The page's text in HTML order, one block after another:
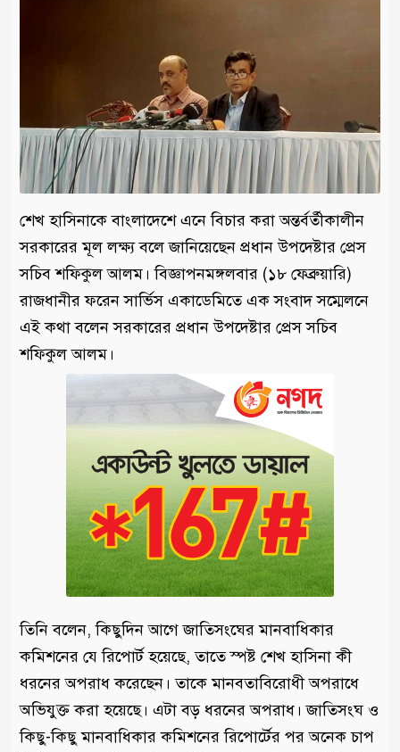
শেখ হাসিনাকে বাংলাদেশে এনে বিচার করা অন্তর্বর্তীকালীন
সরকারের মূল লক্ষ্য বলে জানিয়েছেন প্রধান উপদেষ্টার প্রেস
সচিব শফিকুল আলম। বিজ্ঞাপনমঙ্গলবার (১৮ ফেব্রুয়ারি)
রাজধানীর ফরেন সার্ভিস একাডেমিতে এক সংবাদ সম্মেলনে
এই কথা বলেন সরকারের প্রধান উপদেষ্টার প্রেস সচিব
শফিকুল আলম।
তিনি বলেন, কিছুদিন আগে জাতিসংঘের মানবাধিকার
কমিশনের যে রিপোর্ট হয়েছে, তাতে স্পষ্ট শেখ হাসিনা কী
ধরনের অপরাধ করেছেন। তাকে মানবতাবিরোধী অপরাধে
অভিযুক্ত করা হয়েছে। এটা বড় ধরনের অপরাধ। জাতিসংঘ ও
কিছু-কিছু মানবাধিকার কমিশনের রিপোর্টের পর অনেক চাপ